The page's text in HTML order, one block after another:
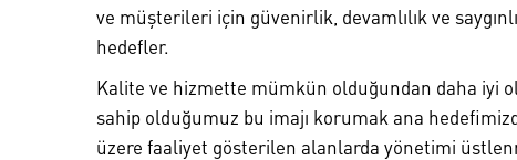
ve müşterileri için güvenirlik, devamlılık ve
hedefler.
Kalite ve hizmette mümkün olduğundan daha iyi
sahip olduğumuz bu imajı korumak ana
üzere faaliyet gösterilen alanlarda yönetimi